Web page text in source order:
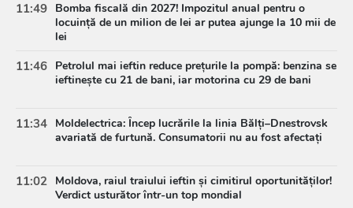
11:49 Bomba fiscală din 2027! Impozitul anual pentru o
locuință de un milion de lei ar putea ajunge la 10 mii de
lei
11:46 Petrolul mai ieftin reduce prețurile la pompă: benzina se
ieftinește cu 21 de bani, iar motorina cu 29 de bani
11:34 Moldelectrica: Încep lucrările la linia Bălți–Dnestrovsk
avariată de furtună. Consumatorii nu au fost afectați
11:02 Moldova, raiul traiului ieftin și cimitirul oportunităților!
Verdict usturător într-un top mondial